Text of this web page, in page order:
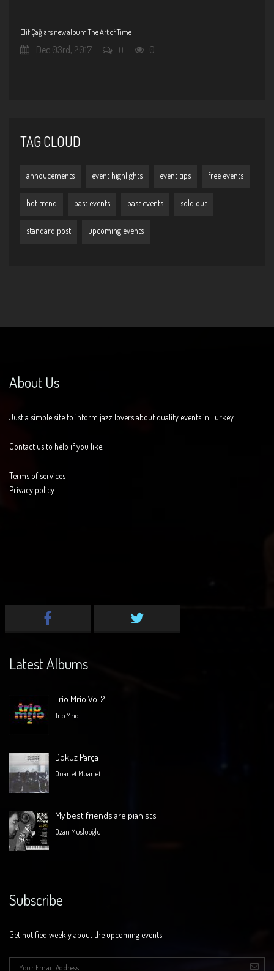
Elif Çağlar's new album The Art of Time
Dec 03rd, 2017 0 0
TAG CLOUD
annoucements event highlights event tips free events
hot trend past events past events sold out
standard post upcoming events
About Us
Just a simple site to inform jazz lovers about quality events in Turkey.
Contact us to help if you like.
Terms of services
Privacy policy
Latest Albums
Trio Mrio Vol.2
Trio Mrio
Dokuz Parça
Quartet Muartet
My best friends are pianists
Ozan Musluoğlu
Subscribe
Get notified weekly about the upcoming events
E-mail *